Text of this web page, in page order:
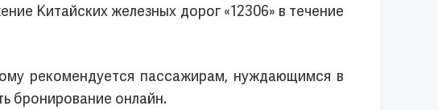
Китайских железных дорог «12306» в течение
рекомендуется пассажирам, нуждающимся в
бронирование онлайн.